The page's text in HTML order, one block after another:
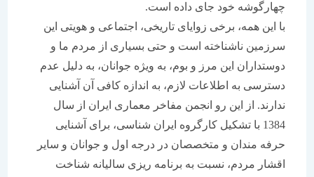
چهارگوشه خود جای داده است.
با این همه، برخی زوایای تاریخی، اجتماعی و هویتی این
سرزمین ناشناخته است و حتی بسیاری از مردم ما و
دوستداران این مرز و بوم، به ویژه جوانان، به دلیل عدم
دسترسی به اطلاعات لازم، به اندازه کافی آن آشنایی
ندارند. از این رو انجمن مفاخر معماری ایران از سال
1384 با تشکیل کارگروه ایران شناسی، برای آشنایی
حرفه مندان و متخصصان در درجه اول و جوانان و سایر
اقشار مردم، نسبت به برنامه ریزی سالیانه شناخت